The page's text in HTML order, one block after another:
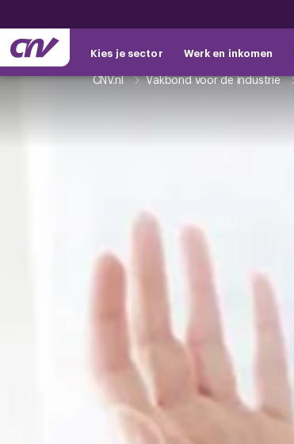
Kies je sector Werk en inkomen
CNV.nl
Vakbond voor de industrie